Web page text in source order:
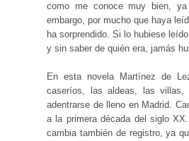
como me conoce muy bien,
embargo, por mucho que haya
ha sorprendido. Si lo hubiese
y sin saber de quién era, jamás
En esta novela Martínez de
caseríos, las aldeas, las
adentrarse de lleno en Madrid.
a la primera década del siglo
cambia también de registro, ya